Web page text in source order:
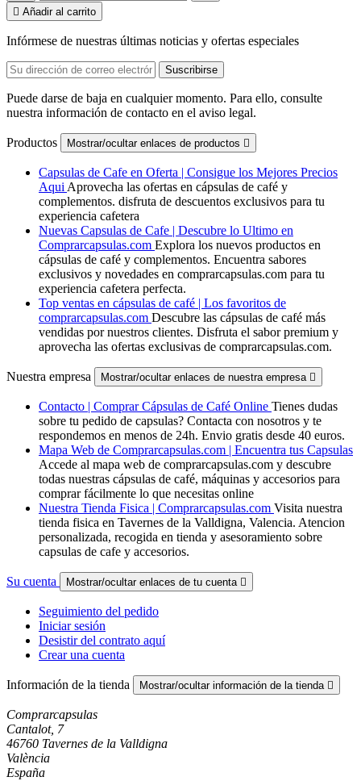
 Añadir al carrito
Infórmese de nuestras últimas noticias y ofertas especiales
Puede darse de baja en cualquier momento. Para ello, consulte
nuestra información de contacto en el aviso legal.
Productos Mostrar/ocultar enlaces de productos 
Capsulas de Cafe en Oferta | Consigue los Mejores Precios
Aqui Aprovecha las ofertas en cápsulas de café y
complementos. disfruta de descuentos exclusivos para tu
experiencia cafetera
Nuevas Capsulas de Cafe | Descubre lo Ultimo en
Comprarcapsulas.com Explora los nuevos productos en
cápsulas de café y complementos. Encuentra sabores
exclusivos y novedades en comprarcapsulas.com para tu
experiencia cafetera perfecta.
Top ventas en cápsulas de café | Los favoritos de
comprarcapsulas.com Descubre las cápsulas de café más
vendidas por nuestros clientes. Disfruta el sabor premium y
aprovecha las ofertas exclusivas de comprarcapsulas.com.
Nuestra empresa Mostrar/ocultar enlaces de nuestra empresa 
Contacto | Comprar Cápsulas de Café Online Tienes dudas
sobre tu pedido de capsulas? Contacta con nosotros y te
respondemos en menos de 24h. Envio gratis desde 40 euros.
Mapa Web de Comprarcapsulas.com | Encuentra tus Capsulas
Accede al mapa web de comprarcapsulas.com y descubre
todas nuestras cápsulas de café, máquinas y accesorios para
comprar fácilmente lo que necesitas online
Nuestra Tienda Fisica | Comprarcapsulas.com Visita nuestra
tienda fisica en Tavernes de la Valldigna, Valencia. Atencion
personalizada, recogida en tienda y asesoramiento sobre
capsulas de cafe y accesorios.
Su cuenta Mostrar/ocultar enlaces de tu cuenta 
Seguimiento del pedido
Iniciar sesión
Desistir del contrato aquí
Crear una cuenta
Información de la tienda Mostrar/ocultar información de la tienda 
Comprarcapsulas
Cantalot, 7
46760 Tavernes de la Valldigna
València
España